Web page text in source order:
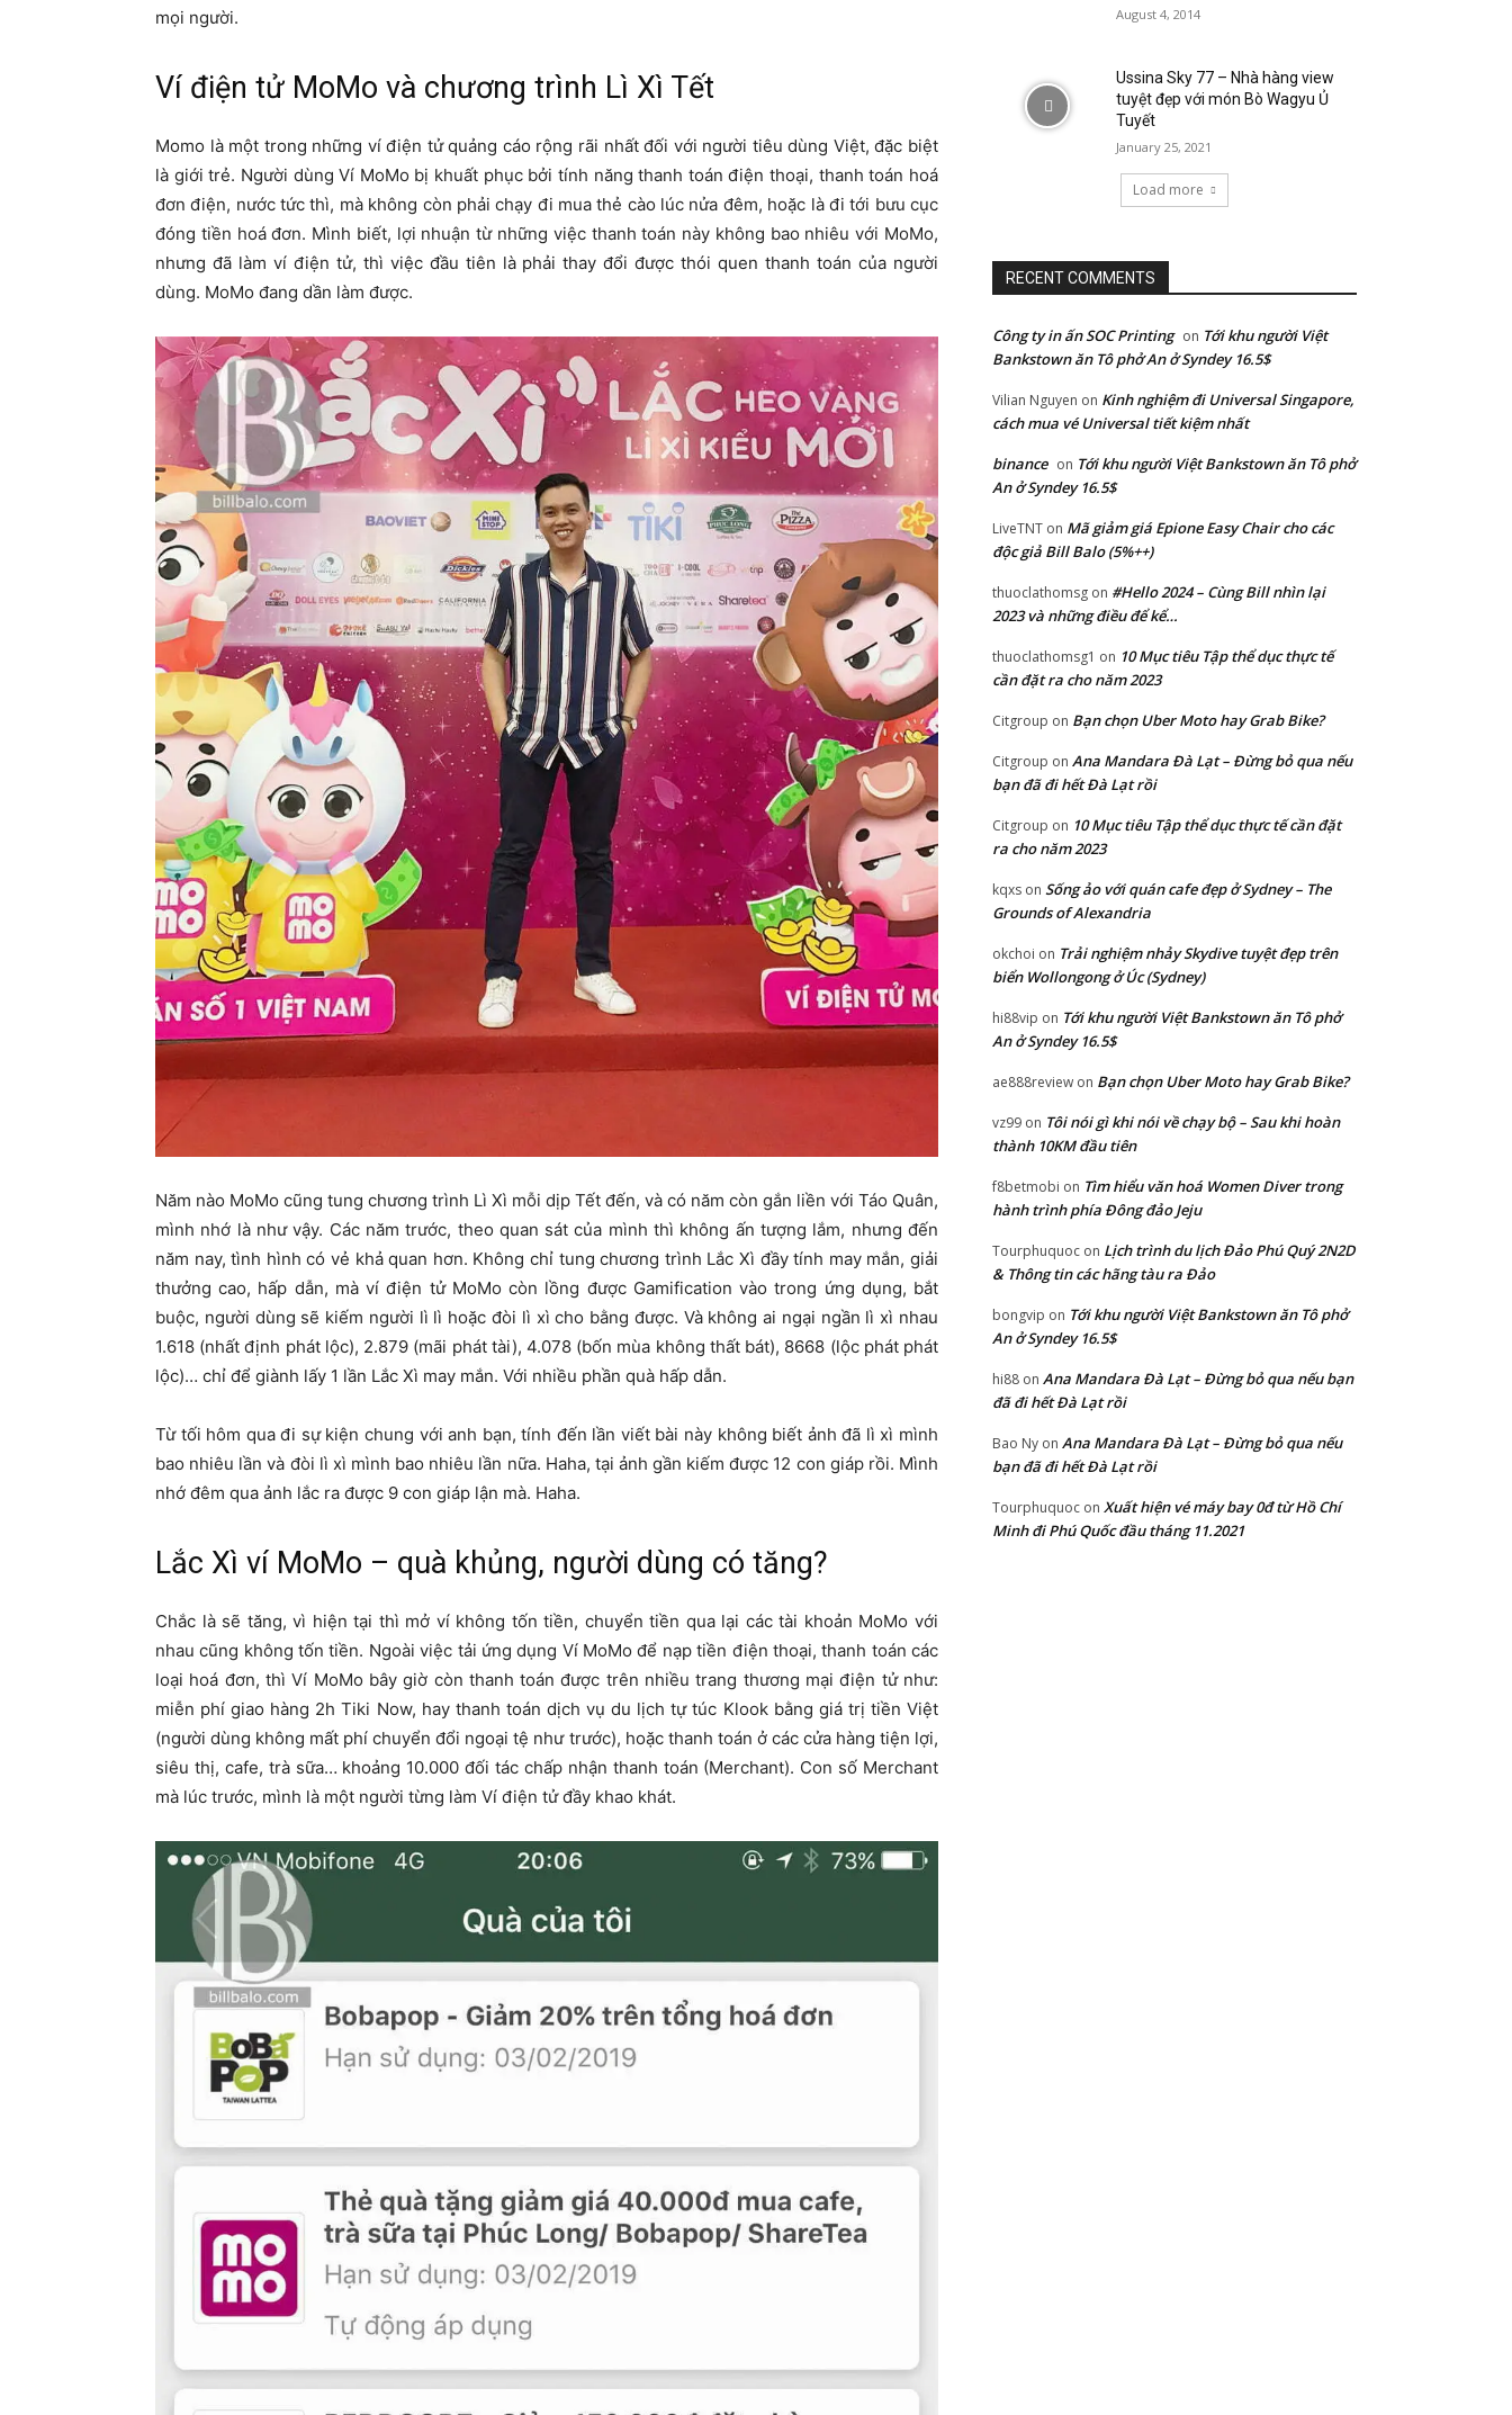
mọi người.
Ví điện tử MoMo và chương trình Lì Xì Tết
Momo là một trong những ví điện tử quảng cáo rộng rãi nhất đối với người tiêu dùng Việt, đặc biệt
là giới trẻ. Người dùng Ví MoMo bị khuất phục bởi tính năng thanh toán điện thoại, thanh toán hoá
đơn điện, nước tức thì, mà không còn phải chạy đi mua thẻ cào lúc nửa đêm, hoặc là đi tới bưu cục
đóng tiền hoá đơn. Mình biết, lợi nhuận từ những việc thanh toán này không bao nhiêu với MoMo,
nhưng đã làm ví điện tử, thì việc đầu tiên là phải thay đổi được thói quen thanh toán của người
dùng. MoMo đang dần làm được.
Năm nào MoMo cũng tung chương trình Lì Xì mỗi dịp Tết đến, và có năm còn gắn liền với Táo Quân,
mình nhớ là như vậy. Các năm trước, theo quan sát của mình thì không ấn tượng lắm, nhưng đến
năm nay, tình hình có vẻ khả quan hơn. Không chỉ tung chương trình Lắc Xì đầy tính may mắn, giải
thưởng cao, hấp dẫn, mà ví điện tử MoMo còn lồng được Gamification vào trong ứng dụng, bắt
buộc, người dùng sẽ kiếm người lì lì hoặc đòi lì xì cho bằng được. Và không ai ngại ngần lì xì nhau
1.618 (nhất định phát lộc), 2.879 (mãi phát tài), 4.078 (bốn mùa không thất bát), 8668 (lộc phát phát
lộc)… chỉ để giành lấy 1 lần Lắc Xì may mắn. Với nhiều phần quà hấp dẫn.
Từ tối hôm qua đi sự kiện chung với anh bạn, tính đến lần viết bài này không biết ảnh đã lì xì mình
bao nhiêu lần và đòi lì xì mình bao nhiêu lần nữa. Haha, tại ảnh gần kiếm được 12 con giáp rồi. Mình
nhớ đêm qua ảnh lắc ra được 9 con giáp lận mà. Haha.
Lắc Xì ví MoMo – quà khủng, người dùng có tăng?
Chắc là sẽ tăng, vì hiện tại thì mở ví không tốn tiền, chuyển tiền qua lại các tài khoản MoMo với
nhau cũng không tốn tiền. Ngoài việc tải ứng dụng Ví MoMo để nạp tiền điện thoại, thanh toán các
loại hoá đơn, thì Ví MoMo bây giờ còn thanh toán được trên nhiều trang thương mại điện tử như:
miễn phí giao hàng 2h Tiki Now, hay thanh toán dịch vụ du lịch tự túc Klook bằng giá trị tiền Việt
(người dùng không mất phí chuyển đổi ngoại tệ như trước), hoặc thanh toán ở các cửa hàng tiện lợi,
siêu thị, cafe, trà sữa… khoảng 10.000 đối tác chấp nhận thanh toán (Merchant). Con số Merchant
mà lúc trước, mình là một người từng làm Ví điện tử đầy khao khát.
August 4, 2014
Ussina Sky 77 – Nhà hàng view
tuyệt đẹp với món Bò Wagyu Ủ
Tuyết
January 25, 2021
Load more
RECENT COMMENTS
Công ty in ấn SOC Printing on Tới khu người Việt
Bankstown ăn Tô phở An ở Syndey 16.5$
Vilian Nguyen on Kinh nghiệm đi Universal Singapore,
cách mua vé Universal tiết kiệm nhất
binance on Tới khu người Việt Bankstown ăn Tô phở
An ở Syndey 16.5$
LiveTNT on Mã giảm giá Epione Easy Chair cho các
độc giả Bill Balo (5%++)
thuoclathomsg on #Hello 2024 – Cùng Bill nhìn lại
2023 và những điều để kể…
thuoclathomsg1 on 10 Mục tiêu Tập thể dục thực tế
cần đặt ra cho năm 2023
Citgroup on Bạn chọn Uber Moto hay Grab Bike?
Citgroup on Ana Mandara Đà Lạt – Đừng bỏ qua nếu
bạn đã đi hết Đà Lạt rồi
Citgroup on 10 Mục tiêu Tập thể dục thực tế cần đặt
ra cho năm 2023
kqxs on Sống ảo với quán cafe đẹp ở Sydney – The
Grounds of Alexandria
okchoi on Trải nghiệm nhảy Skydive tuyệt đẹp trên
biển Wollongong ở Úc (Sydney)
hi88vip on Tới khu người Việt Bankstown ăn Tô phở
An ở Syndey 16.5$
ae888review on Bạn chọn Uber Moto hay Grab Bike?
vz99 on Tôi nói gì khi nói về chạy bộ – Sau khi hoàn
thành 10KM đầu tiên
f8betmobi on Tìm hiểu văn hoá Women Diver trong
hành trình phía Đông đảo Jeju
Tourphuquoc on Lịch trình du lịch Đảo Phú Quý 2N2D
& Thông tin các hãng tàu ra Đảo
bongvip on Tới khu người Việt Bankstown ăn Tô phở
An ở Syndey 16.5$
hi88 on Ana Mandara Đà Lạt – Đừng bỏ qua nếu bạn
đã đi hết Đà Lạt rồi
Bao Ny on Ana Mandara Đà Lạt – Đừng bỏ qua nếu
bạn đã đi hết Đà Lạt rồi
Tourphuquoc on Xuất hiện vé máy bay 0đ từ Hồ Chí
Minh đi Phú Quốc đầu tháng 11.2021